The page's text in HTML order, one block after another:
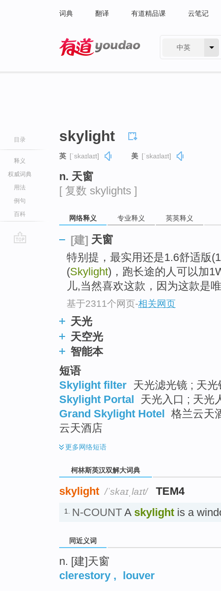
词典 翻译 有道精品课 云笔记
中英
目录
释义
权威词典
用法
例句
百科
skylight
英 [ˈskaɪlaɪt] 美 [ˈskaɪlaɪt]
n. 天窗
[ 复数 skylights ]
网络释义 专业释义 英英释义
[建] 天窗
特别提，最实用还是1.6舒适版
(Skylight)，跑长途的人可以加
儿,当然喜欢这款，因为这款是
基于2311个网页-相关网页
天光
天空光
智能本
短语
Skylight filter 天光滤光镜 ; 天
Skylight Portal 天光入口 ; 天光
Grand Skylight Hotel 格兰云天
云天酒店
更多网络短语
柯林斯英汉双解大词典
skylight /ˈskaɪˌlaɪt/ TEM4
1. N-COUNT A skylight is a
同近义词
n. [建]天窗
clerestory , louver